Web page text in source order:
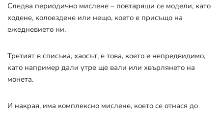
Следва периодично мислене – повтарящи се модели, като
ходене, колоездене или нещо, което е присъщо на
ежедневието ни.
Третият в списъка, хаосът, е това, което е непредвидимо,
като например дали утре ще вали или хвърлянето на
монета.
И накрая, има комплексно мислене, което се отнася до